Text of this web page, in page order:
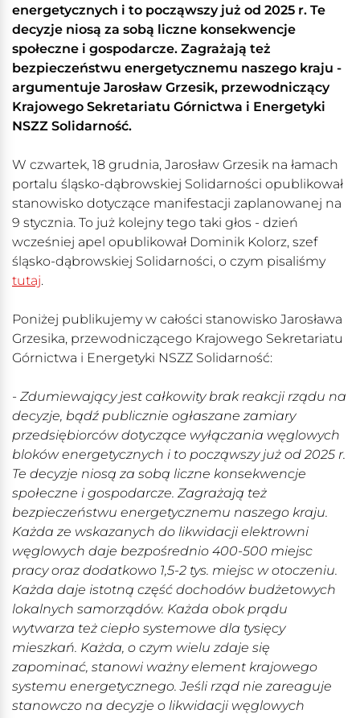
energetycznych i to począwszy już od 2025 r. Te
decyzje niosą za sobą liczne konsekwencje
społeczne i gospodarcze. Zagrażają też
bezpieczeństwu energetycznemu naszego kraju -
argumentuje Jarosław Grzesik, przewodniczący
Krajowego Sekretariatu Górnictwa i Energetyki
NSZZ Solidarność.
W czwartek, 18 grudnia, Jarosław Grzesik na łamach
portalu śląsko-dąbrowskiej Solidarności opublikował
stanowisko dotyczące manifestacji zaplanowanej na
9 stycznia. To już kolejny tego taki głos - dzień
wcześniej apel opublikował Dominik Kolorz, szef
śląsko-dąbrowskiej Solidarności, o czym pisaliśmy
tutaj.
Poniżej publikujemy w całości stanowisko Jarosława
Grzesika, przewodniczącego Krajowego Sekretariatu
Górnictwa i Energetyki NSZZ Solidarność:
- Zdumiewający jest całkowity brak reakcji rządu na
decyzje, bądź publicznie ogłaszane zamiary
przedsiębiorców dotyczące wyłączania węglowych
bloków energetycznych i to począwszy już od 2025 r.
Te decyzje niosą za sobą liczne konsekwencje
społeczne i gospodarcze. Zagrażają też
bezpieczeństwu energetycznemu naszego kraju.
Każda ze wskazanych do likwidacji elektrowni
węglowych daje bezpośrednio 400-500 miejsc
pracy oraz dodatkowo 1,5-2 tys. miejsc w otoczeniu.
Każda daje istotną część dochodów budżetowych
lokalnych samorządów. Każda obok prądu
wytwarza też ciepło systemowe dla tysięcy
mieszkań. Każda, o czym wielu zdaje się
zapominać, stanowi ważny element krajowego
systemu energetycznego. Jeśli rząd nie zareaguje
stanowczo na decyzje o likwidacji węglowych